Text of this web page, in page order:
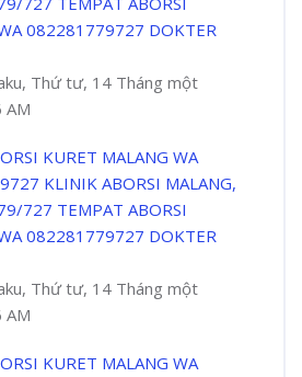
082281779727 DOKTER
Thứ tư, 14 Tháng một
AM
KURET MALANG WA
KLINIK ABORSI MALANG,
727 TEMPAT ABORSI
082281779727 DOKTER
Thứ tư, 14 Tháng một
AM
KURET MALANG WA